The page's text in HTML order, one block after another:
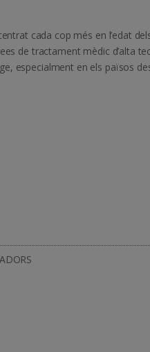
cada cop més en l’edat
de tractament mèdic d’alta
especialment en els països